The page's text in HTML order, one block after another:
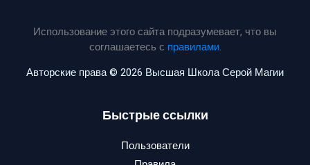
Использование этого сайта подразумевает, что вы
соглашаетесь с правилами.
Авторские права © 2026 Высшая Школа Серой Магии
Быстрые ссылки
Пользователи